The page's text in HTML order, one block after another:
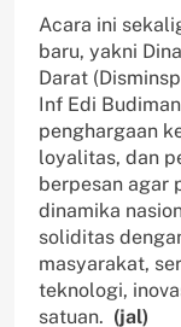
Acara ini
baru, yakni
Darat
Inf Edi
penghargaan
loyalitas, dan
berpesan agar
dinamika
soliditas
masyarakat,
teknologi,
satuan. (jal)